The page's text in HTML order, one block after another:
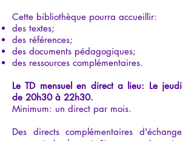
Cette bibliothèque pourra accueillir:
des textes;
des références;
des documents pédagogiques;
des ressources complémentaires.
Le TD mensuel en direct a lieu: Le jeudi
de 20h30 à 22h30.
Minimum: un direct par mois.
Des directs complémentaires d'échange